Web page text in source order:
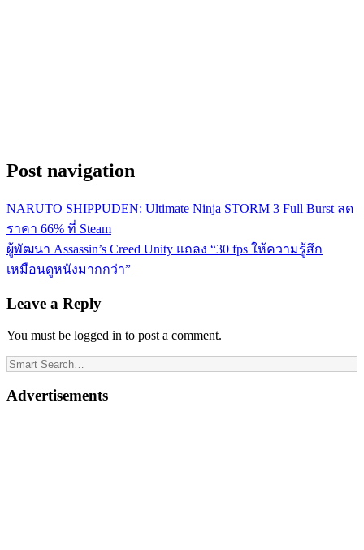
Post navigation
NARUTO SHIPPUDEN: Ultimate Ninja STORM 3 Full Burst ลด
ราคา 66% ที่ Steam
ผู้พัฒนา Assassin’s Creed Unity แถลง “30 fps ให้ความรู้สึก
เหมือนดูหนังมากกว่า”
Leave a Reply
You must be logged in to post a comment.
Advertisements